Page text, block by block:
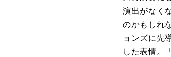
演出がなく
のかもしれ
ョンズに先
した表情。